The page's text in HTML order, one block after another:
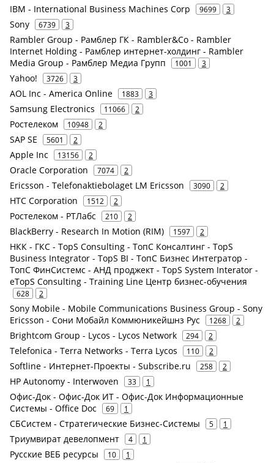
IBM - International Business Machines Corp 9699 3
Sony 6739 3
Rambler Group - Рамблер ГК - Rambler&Co - Rambler
Internet Holding - Рамблер интернет-холдинг - Rambler
Media Group - Рамблер Медиа Групп
1001 3
Yahoo! 3726 3
AOL Inc - America Online 1883 3
Samsung Electronics 11066 2
Ростелеком 10948 2
SAP SE 5601 2
Apple Inc 13156 2
Oracle Corporation 7074 2
Ericsson - Telefonaktiebolaget LM Ericsson 3090 2
HTC Corporation 1512 2
Ростелеком - РТЛабс 210 2
BlackBerry - Research In Motion (RIM) 1597 2
НКК - ГКС - TopS Consulting - ТопС Консалтинг - TopS
Business Integrator - TopS BI - ТопС Бизнес Интегратор -
ТопС ФинСистемс - АНД проджект - TopS System Interator -
eTopS Consulting - Training Line Центр бизнес-обучения
628 2
Sony Mobile - Mobile Communications Business Group - Sony
Ericsson - Сони Мобайл Коммюникейшнз Рус
1268 2
Brightcom Group - Lycos - Lycos Network 294 2
Telefonica - Terra Networks - Terra Lycos 110 2
Softline - Интернет-Проекты - Subscribe.ru 258 2
HP Autonomy - Interwoven 33 1
Офис-Док - Офис-Док ИТ - Офис-Док Информационные
Системы - Office Doc
69 1
СБСистем - Стратегические Бизнес-Системы 5 1
Триумвират девелопмент 4 1
Русские ВЕБ ресурсы 10 1